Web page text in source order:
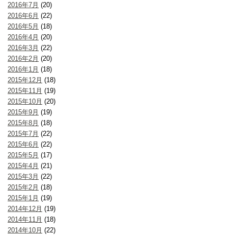
2016年7月 (20)
2016年6月 (22)
2016年5月 (18)
2016年4月 (20)
2016年3月 (22)
2016年2月 (20)
2016年1月 (18)
2015年12月 (18)
2015年11月 (19)
2015年10月 (20)
2015年9月 (19)
2015年8月 (18)
2015年7月 (22)
2015年6月 (22)
2015年5月 (17)
2015年4月 (21)
2015年3月 (22)
2015年2月 (18)
2015年1月 (19)
2014年12月 (19)
2014年11月 (18)
2014年10月 (22)